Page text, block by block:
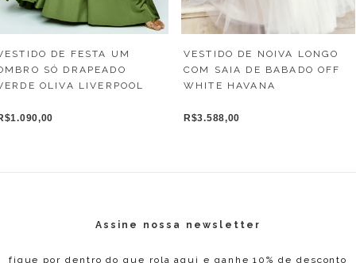
DE FESTA UM
SÓ DRAPEADO
OLIVA LIVERPOOL
VESTIDO DE NOIVA LONGO
COM SAIA DE BABADO OFF
WHITE HAVANA
R$3.588,00
Assine nossa newsletter
fique por dentro do que rola aqui e ganhe 10% de desconto